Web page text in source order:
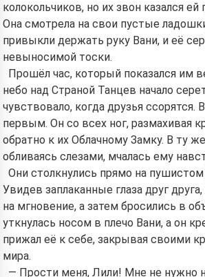
колокольчиков, но их звон казался
Она смотрела на свои пустые
привыкли держать руку Вани, и её
невыносимой тоски.
Прошёл час, который показался им
небо над Страной Танцев начало
чувствовало, когда друзья ссорятся.
первым. Он со всех ног, размахивая
обратно к их Облачному Замку. В ту
обливаясь слезами, мчалась ему
Они столкнулись прямо на
Увидев заплаканные глаза друг
на мгновение, а затем бросились в
уткнулась носом в плечо Вани, а он
прижал её к себе, закрывая своими
мира.
— Прости меня, Лили! Мне не нужно